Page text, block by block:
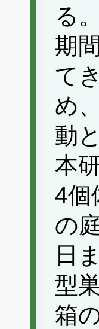
る
期
て
め
動
本
4個
の
日
型
箱